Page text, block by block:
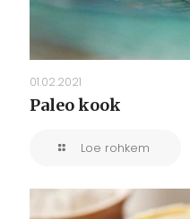
01.02.2021
Paleo kook
Loe rohkem